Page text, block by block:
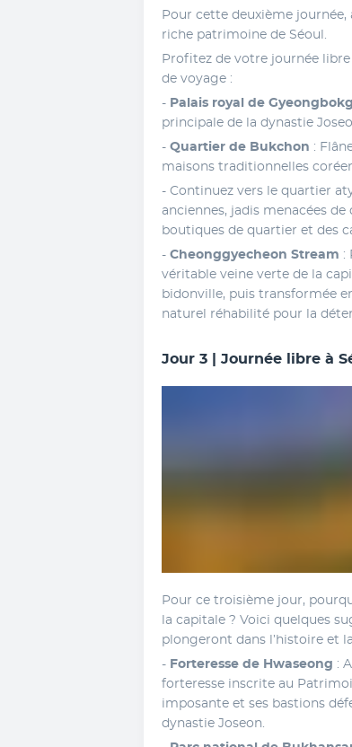
Pour cette deuxième
riche patrimoine de Séoul.
Profitez de votre journée
de voyage :
- Palais royal de
principale de la dynastie
- Quartier de Bukchon :
maisons traditionnelles
- Continuez vers le quartier
anciennes, jadis menacées
boutiques de quartier et des
- Cheonggyecheon Stream :
véritable veine verte de la
bidonville, puis transformée
naturel réhabilité pour la
Jour 3 | Journée libre à
Pour ce troisième jour,
la capitale ? Voici quelques
plongeront dans l’histoire et
- Forteresse de Hwaseong :
forteresse inscrite au
imposante et ses bastions
dynastie Joseon.